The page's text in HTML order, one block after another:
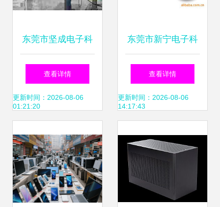
东莞市坚成电子科
技 全方位电子制造
解决方案供应商
查看详情
更新时间：2026-08-06
01:21:20
东莞市新宁电子科
技 音响与电子产品
实力一览
查看详情
更新时间：2026-08-06
14:17:43